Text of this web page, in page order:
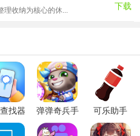
】
创意和挑战性的沙盒式建筑
高度的自由度和多样的游戏
欢创造的玩家，还是喜欢冒
戏中找到自己的乐趣。如果
妨尝试一下《我的世界》网
理收纳为核心的休...
下载
找器
弹弹奇兵手
游免费版
可乐助手
5.26版本